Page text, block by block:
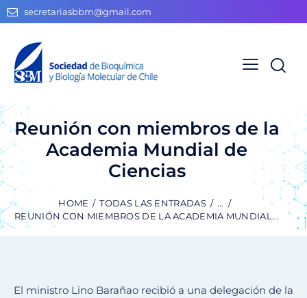
secretariasbbm@gmail.com
Reunión con miembros de la
Academia Mundial de
Ciencias
HOME TODAS LAS ENTRADAS
...
REUNIÓN CON MIEMBROS DE LA ACADEMIA MUNDIAL...
El ministro Lino Barañao recibió a una delegación de la